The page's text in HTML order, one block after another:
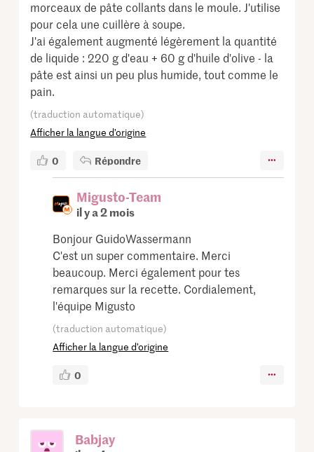
morceaux de pâte collants dans le moule. J'utilise
pour cela une cuillère à soupe.
J'ai également augmenté légèrement la quantité
de liquide : 220 g d'eau + 60 g d'huile d'olive - la
pâte est ainsi un peu plus humide, tout comme le
pain.
(traduction automatique)
Afficher la langue d’origine
0 Répondre
Migusto-Team
il y a 2 mois
Bonjour GuidoWassermann
C'est un super commentaire. Merci
beaucoup. Merci également pour tes
remarques sur la recette. Cordialement,
l'équipe Migusto
(traduction automatique)
Afficher la langue d’origine
0
Babjay